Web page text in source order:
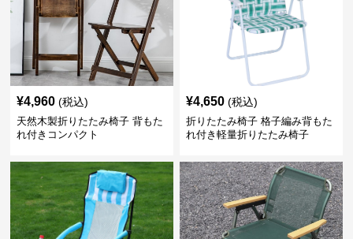
¥4,960 (税込)
天然木製折りたたみ椅子 背もた
れ付きコンパクト
¥4,650 (税込)
折りたたみ椅子 格子編み背もた
れ付き軽量折りたたみ椅子